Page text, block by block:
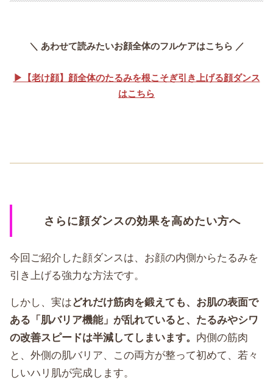
＼ あわせて読みたいお顔全体のフルケアはこちら ／
▶【老け顔】顔全体のたるみを根こそぎ引き上げる顔ダンス
はこちら
さらに顔ダンスの効果を高めたい方へ
今回ご紹介した顔ダンスは、お顔の内側からたるみを
引き上げる強力な方法です。
しかし、実はどれだけ筋肉を鍛えても、お肌の表面で
ある「肌バリア機能」が乱れていると、たるみやシワ
の改善スピードは半減してしまいます。 内側の筋肉
と、外側の肌バリア、この両方が整って初めて、若々
しいハリ肌が完成します。